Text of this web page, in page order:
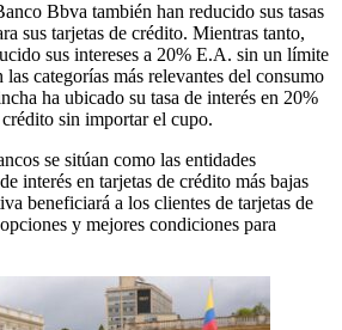
Bbva también han reducido sus tasas
sus tarjetas de crédito. Mientras tanto,
sus intereses a 20% E.A. sin un límite
categorías más relevantes del consumo
ha ubicado su tasa de interés en 20%
sin importar el cupo.
se sitúan como las entidades
interés en tarjetas de crédito más bajas
beneficiará a los clientes de tarjetas de
y mejores condiciones para